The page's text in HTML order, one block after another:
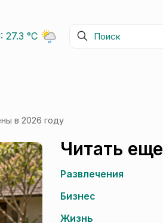
27.3 °C
в 2026 году
Читать еще
Развлечения
Бизнес
Жизнь